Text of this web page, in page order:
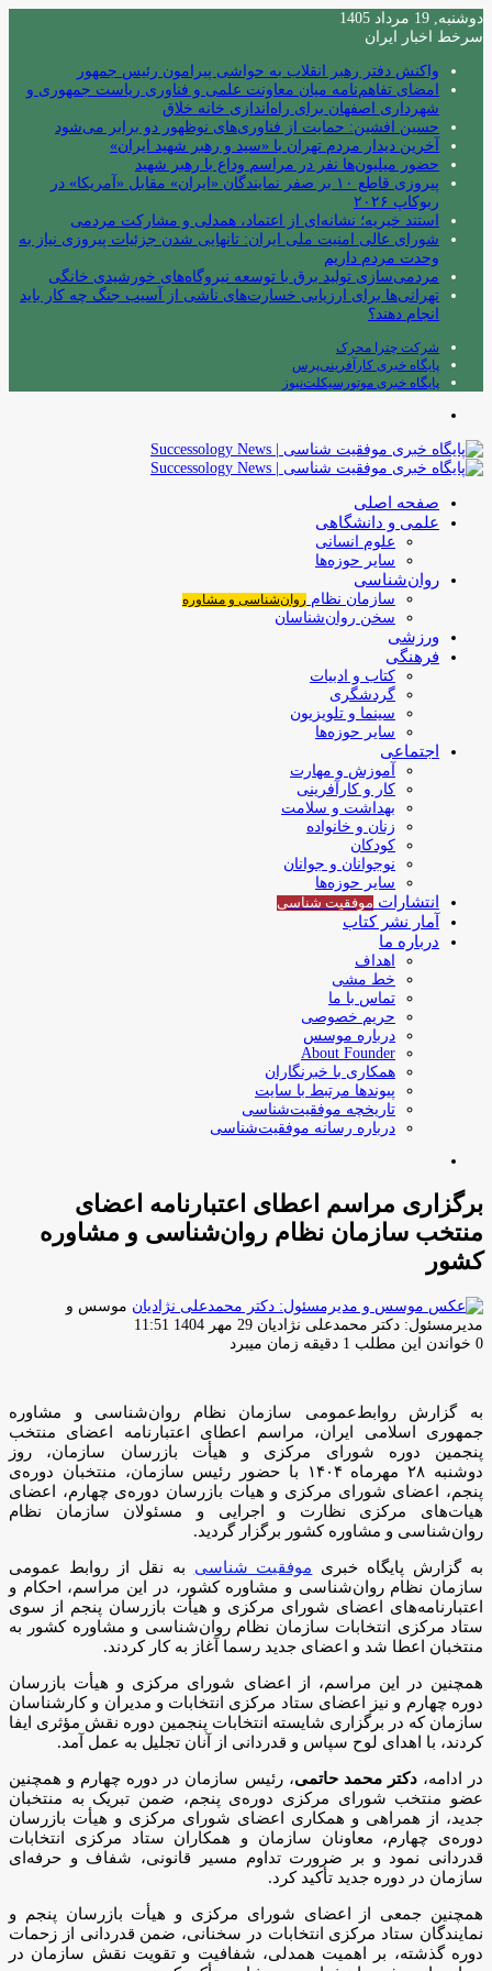
دوشنبه, 19 مرداد 1405
سرخط اخبار ایران
واکنش دفتر رهبر انقلاب به حواشی پیرامون رئیس جمهور
امضای تفاهم‌نامه میان معاونت علمی و فناوری ریاست جمهوری و
شهرداری اصفهان برای راه‌اندازی خانه خلاق
حسین افشین: حمایت از فناوری‌های نوظهور دو برابر می‌شود
آخرین دیدار مردم تهران با «سید و رهبر شهید ایران»
حضور میلیون‌ها نفر در مراسم وداع با رهبر شهید
پیروزی قاطع ۱۰ بر صفر نمایندگان «ایران» مقابل «آمریکا» در
ربوکاپ ۲۰۲۶
استند خیریه؛ نشانه‌ای از اعتماد، همدلی و مشارکت مردمی
شورای عالی امنیت ملی ایران: تانهایی شدن جزئیات پیروزی نیاز به
وحدت مردم داریم
مردمی‌سازی تولید برق با توسعه نیروگاه‌های خورشیدی خانگی
تهرانی‌ها برای ارزیابی خسارت‌های ناشی از آسیب جنگ چه کار باید
انجام دهند؟
شرکت چترا محرک
پایگاه خبری کارآفرینی‌پرس
پایگاه خبری موتورسیکلت‌نیوز
صفحه اصلی
علمی و دانشگاهی
علوم انسانی
سایر حوزه‌ها
روان‌شناسی
سازمان نظام روان‌شناسی و مشاوره
سخن روان‌شناسان
ورزشی
فرهنگی
کتاب و ادبیات
گردشگری
سینما و تلویزیون
سایر حوزه‌ها
اجتماعی
آموزش و مهارت
کار و کارآفرینی
بهداشت و سلامت
زنان و خانواده
کودکان
نوجوانان و جوانان
سایر حوزه‌ها
انتشارات موفقیت‌ شناسی
آمار نشر کتاب
درباره ما
اهداف
خط مشی
تماس با ما
حریم خصوصی
درباره موسس
About Founder
همکاری با خبرنگاران
پیوندها مرتبط با سایت
تاریخچه موفقیت‌شناسی
درباره رسانه موفقیت‌شناسی
برگزاری مراسم اعطای اعتبارنامه‌ اعضای
منتخب سازمان نظام روان‌شناسی و مشاوره
کشور
موسس و
مدیرمسئول: دکتر محمدعلی نژادیان ارسال
ایمیل
29 مهر 1404 11:51
0 خواندن این مطلب 1 دقیقه زمان میبرد
به گزارش روابط‌عمومی سازمان نظام روان‌شناسی و مشاوره
جمهوری اسلامی ایران، مراسم اعطای اعتبارنامه‌ اعضای منتخب
پنجمین دوره شورای مرکزی و هیأت بازرسان سازمان، روز
دوشنبه ۲۸ مهرماه ۱۴۰۴ با حضور رئیس سازمان، منتخبان دوره‌ی
پنجم، اعضای شورای مرکزی و هیات بازرسان دوره‌ی چهارم، اعضای
هیات‎‌های مرکزی نظارت و اجرایی و مسئولان سازمان نظام
روان‌شناسی و مشاوره کشور برگزار گردید.
به گزارش پایگاه خبری موفقیت شناسی به نقل از روابط عمومی
سازمان نظام روان‌شناسی و مشاوره کشور، در این مراسم، احکام و
اعتبارنامه‌های اعضای شورای مرکزی و هیأت بازرسان پنجم از سوی
ستاد مرکزی انتخابات سازمان نظام روان‌شناسی و مشاوره کشور به
منتخبان اعطا شد و اعضای جدید رسما آغاز به کار کردند.
همچنین در این مراسم، از اعضای شورای مرکزی و هیأت بازرسان
دوره چهارم و نیز اعضای ستاد مرکزی انتخابات و مدیران و کارشناسان
سازمان که در برگزاری شایسته انتخابات پنجمین دوره نقش مؤثری ایفا
کردند، با اهدای لوح سپاس و قدردانی از آنان تجلیل به عمل آمد.
در ادامه،دکتر محمد حاتمی، رئیس سازمان در دوره چهارم و همچنین
عضو منتخب شورای مرکزی دوره‌ی پنجم، ضمن تبریک به منتخبان
جدید، از همراهی و همکاری اعضای شورای مرکزی و هیأت بازرسان
دوره‌ی چهارم، معاونان سازمان و همکاران ستاد مرکزی انتخابات
قدردانی نمود و بر ضرورت تداوم مسیر قانونی، شفاف و حرفه‌ای
سازمان در دوره جدید تأکید کرد.
همچنین جمعی از اعضای شورای مرکزی و هیأت بازرسان پنجم و
نمایندگان ستاد مرکزی انتخابات در سخنانی، ضمن قدردانی از زحمات
دوره گذشته، بر اهمیت همدلی، شفافیت و تقویت نقش سازمان در